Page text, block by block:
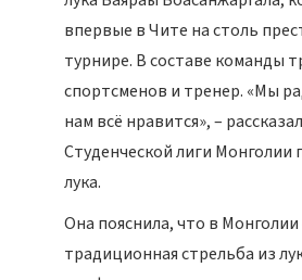
впервые в Чите на столь
турнире. В составе команды
спортсменов и тренер. «Мы
нам всё нравится», –
Студенческой лиги Монголии
лука.
Она пояснила, что в
традиционная стрельба из